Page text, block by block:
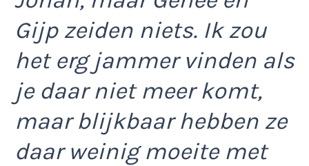
Gijp zeiden niets. Ik zou
het erg jammer vinden als
je daar niet meer komt,
maar blijkbaar hebben ze
daar weinig moeite met